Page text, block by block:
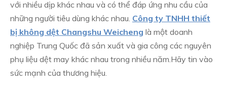
với nhiều dịp khác nhau và có thể đáp ứng nhu cầu của
những người tiêu dùng khác nhau. Công ty TNHH thiết
bị không dệt Changshu Weicheng là một doanh
nghiệp Trung Quốc đã sản xuất và gia công các nguyên
phụ liệu dệt may khác nhau trong nhiều năm.Hãy tin vào
sức mạnh của thương hiệu.